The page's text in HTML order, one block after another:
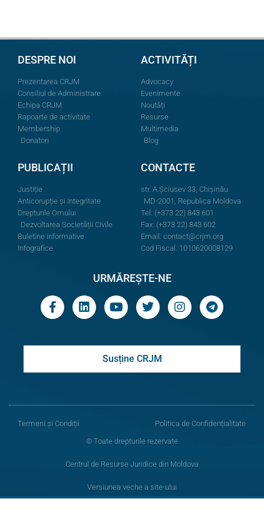
DESPRE NOI
Prezentarea CRJM
Consiliul de Administrare
Echipa CRJM
Rapoarte de activitate
Membership
Donatori
ACTIVITĂȚI
Advocacy
Evenimente
Noutăți
Resurse
Multimedia
Blog
PUBLICAȚII
Justiție
Anticorupție și Integritate
Drepturile Omului
Dezvoltarea Societății Civile
Buletine informative
Infografice
CONTACTE
str. A.Şciusev 33, Chișinău
MD-2001, Republica Moldova
Tel: (+373 22) 843 601
Fax: (+373 22) 843 602
Email: contact@crjm.org
Cod Fiscal: 1010620008129
URMĂREȘTE-NE
Susține CRJM
Termeni și Condiții
Politica de Confidențialitate
© Toate drepturile rezervate
Centrul de Resurse Juridice din Moldova
Versiunea veche a site-ului